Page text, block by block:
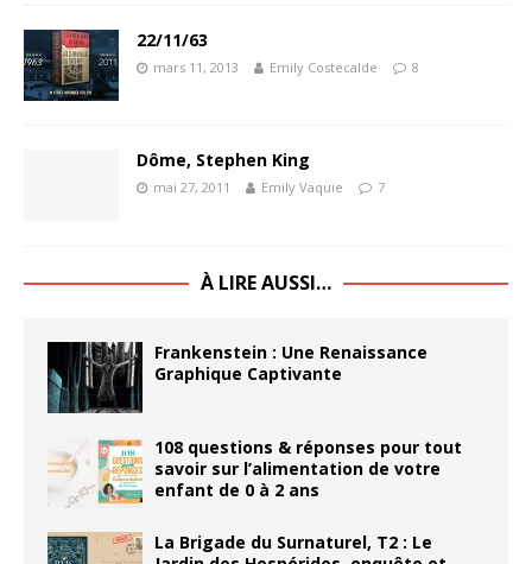
22/11/63
mars 11, 2013 Emily Costecalde 8
Dôme, Stephen King
mai 27, 2011 Emily Vaquie 7
À LIRE AUSSI…
Frankenstein : Une Renaissance
Graphique Captivante
108 questions & réponses pour tout
savoir sur l’alimentation de votre
enfant de 0 à 2 ans
La Brigade du Surnaturel, T2 : Le